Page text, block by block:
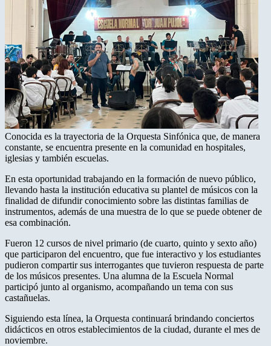
Conocida es la trayectoria de la Orquesta Sinfónica que, de manera
constante, se encuentra presente en la comunidad en hospitales,
iglesias y también escuelas.
En esta oportunidad trabajando en la formación de nuevo público,
llevando hasta la institución educativa su plantel de músicos con la
finalidad de difundir conocimiento sobre las distintas familias de
instrumentos, además de una muestra de lo que se puede obtener de
esa combinación.
Fueron 12 cursos de nivel primario (de cuarto, quinto y sexto año)
que participaron del encuentro, que fue interactivo y los estudiantes
pudieron compartir sus interrogantes que tuvieron respuesta de parte
de los músicos presentes. Una alumna de la Escuela Normal
participó junto al organismo, acompañando un tema con sus
castañuelas.
Siguiendo esta línea, la Orquesta continuará brindando conciertos
didácticos en otros establecimientos de la ciudad, durante el mes de
noviembre.